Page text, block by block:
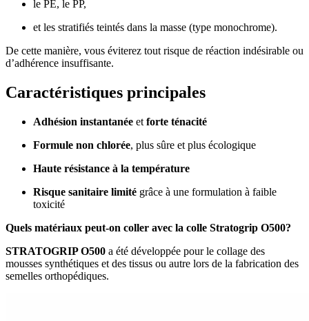
le PE, le PP,
et les stratifiés teintés dans la masse (type monochrome).
De cette manière, vous éviterez tout risque de réaction indésirable ou
d’adhérence insuffisante.
Caractéristiques principales
Adhésion instantanée et forte ténacité
Formule non chlorée, plus sûre et plus écologique
Haute résistance à la température
Risque sanitaire limité grâce à une formulation à faible
toxicité
Quels matériaux peut-on coller avec la colle Stratogrip O500?
STRATOGRIP O500 a été développée pour le collage des
mousses synthétiques et des tissus ou autre lors de la fabrication des
semelles orthopédiques.